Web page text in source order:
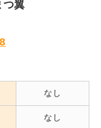
つ翼
なし
なし